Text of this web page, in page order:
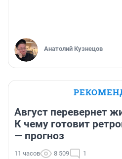
Анатолий Кузнецов
Август перевернет
К чему готовит
— прогноз
11 часов 8 509 1